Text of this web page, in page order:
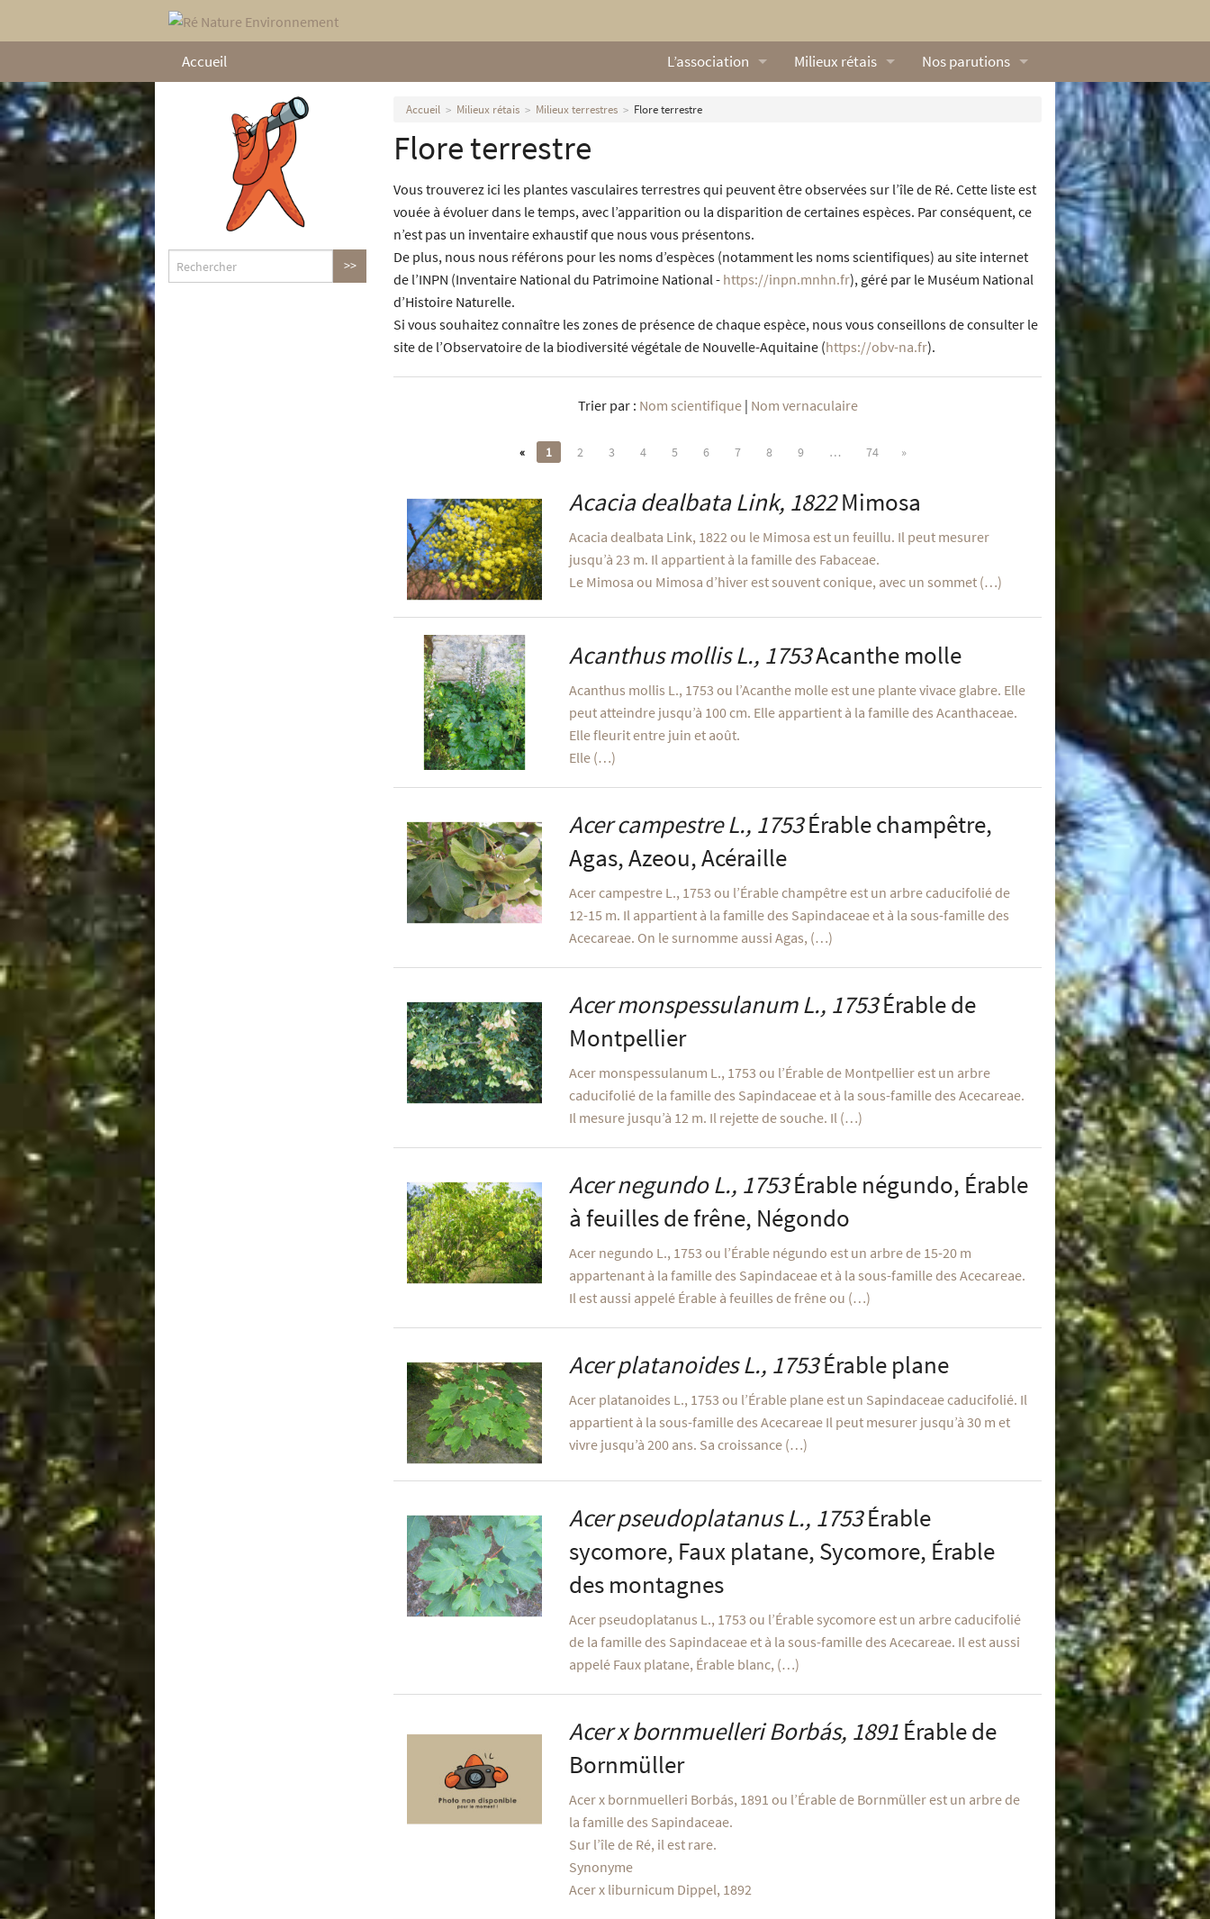
Accueil L’association
Qui sommes nous ?
Nos statuts
Le Conseil d’Administration
Nos partenaires
Actualités
Milieux rétais
Milieux marins
Milieux terrestres
Nos parutions
Livres
Vidéos naturalistes de Ré Nature
Accueil Milieux rétais Milieux terrestres Flore terrestre
Flore terrestre
Vous trouverez ici les plantes vasculaires terrestres qui peuvent être observées sur l’île de Ré. Cette liste est
vouée à évoluer dans le temps, avec l’apparition ou la disparition de certaines espèces. Par conséquent, ce
n’est pas un inventaire exhaustif que nous vous présentons.
De plus, nous nous référons pour les noms d’espèces (notamment les noms scientifiques) au site internet
de l’INPN (Inventaire National du Patrimoine National - https://inpn.mnhn.fr), géré par le Muséum National
d’Histoire Naturelle.
Si vous souhaitez connaître les zones de présence de chaque espèce, nous vous conseillons de consulter le
site de l’Observatoire de la biodiversité végétale de Nouvelle-Aquitaine (https://obv-na.fr).
Trier par : Nom scientifique| Nom vernaculaire
« 1 2 3 4 5 6 7 8 9 … 74 »
Acacia dealbataLink, 1822Mimosa
Acacia dealbata Link, 1822 ou le Mimosa est un feuillu. Il peut mesurer
jusqu’à 23 m. Il appartient à la famille des Fabaceae.
Le Mimosa ou Mimosa d’hiver est souvent conique, avec un sommet (…)
Acanthus mollisL., 1753Acanthe molle
Acanthus mollis L., 1753 ou l’Acanthe molle est une plante vivace glabre. Elle
peut atteindre jusqu’à 100 cm. Elle appartient à la famille des Acanthaceae.
Elle fleurit entre juin et août.
Elle (…)
Acer campestreL., 1753Érable champêtre,
Agas, Azeou, Acéraille
Acer campestre L., 1753 ou l’Érable champêtre est un arbre caducifolié de
12-15 m. Il appartient à la famille des Sapindaceae et à la sous-famille des
Acecareae. On le surnomme aussi Agas, (…)
Acer monspessulanumL., 1753Érable de
Montpellier
Acer monspessulanum L., 1753 ou l’Érable de Montpellier est un arbre
caducifolié de la famille des Sapindaceae et à la sous-famille des Acecareae.
Il mesure jusqu’à 12 m. Il rejette de souche. Il (…)
Acer negundoL., 1753Érable négundo, Érable
à feuilles de frêne, Négondo
Acer negundo L., 1753 ou l’Érable négundo est un arbre de 15-20 m
appartenant à la famille des Sapindaceae et à la sous-famille des Acecareae.
Il est aussi appelé Érable à feuilles de frêne ou (…)
Acer platanoidesL., 1753Érable plane
Acer platanoides L., 1753 ou l’Érable plane est un Sapindaceae caducifolié. Il
appartient à la sous-famille des Acecareae Il peut mesurer jusqu’à 30 m et
vivre jusqu’à 200 ans. Sa croissance (…)
Acer pseudoplatanusL., 1753Érable
sycomore, Faux platane, Sycomore, Érable
des montagnes
Acer pseudoplatanus L., 1753 ou l’Érable sycomore est un arbre caducifolié
de la famille des Sapindaceae et à la sous-famille des Acecareae. Il est aussi
appelé Faux platane, Érable blanc, (…)
Acer x bornmuelleriBorbás, 1891 Érable de
Bornmüller
Acer x bornmuelleri Borbás, 1891 ou l’Érable de Bornmüller est un arbre de
la famille des Sapindaceae.
Sur l’île de Ré, il est rare.
Synonyme
Acer x liburnicum Dippel, 1892